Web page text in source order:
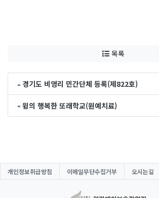
목록
경기도 비영리 민간단체 등록(제822호)
윙의 행복한 또래학교(원예치료)
개인정보취급방침 이메일무단수집거부 오시는길